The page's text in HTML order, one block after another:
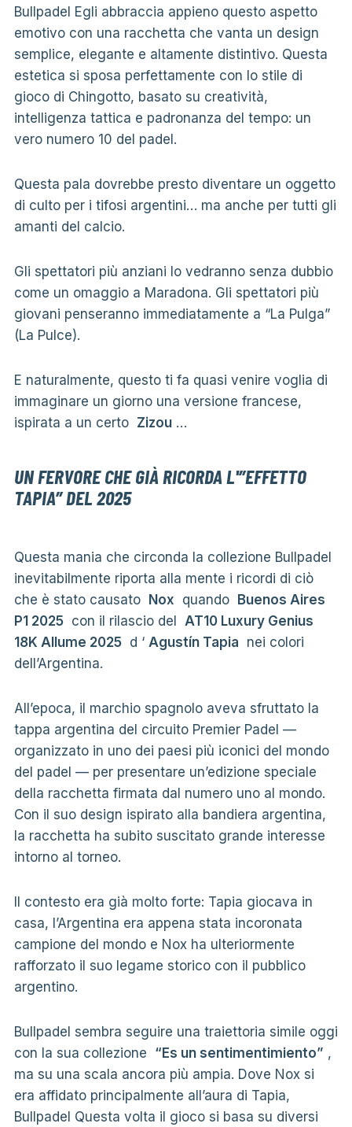
Bullpadel Egli abbraccia appieno questo aspetto
emotivo con una racchetta che vanta un design
semplice, elegante e altamente distintivo. Questa
estetica si sposa perfettamente con lo stile di
gioco di Chingotto, basato su creatività,
intelligenza tattica e padronanza del tempo: un
vero numero 10 del padel.
Questa pala dovrebbe presto diventare un oggetto
di culto per i tifosi argentini… ma anche per tutti gli
amanti del calcio.
Gli spettatori più anziani lo vedranno senza dubbio
come un omaggio a Maradona. Gli spettatori più
giovani penseranno immediatamente a “La Pulga”
(La Pulce).
E naturalmente, questo ti fa quasi venire voglia di
immaginare un giorno una versione francese,
ispirata a un certo Zizou…
UN FERVORE CHE GIÀ RICORDA L'”EFFETTO
TAPIA” DEL 2025
Questa mania che circonda la collezione Bullpadel
inevitabilmente riporta alla mente i ricordi di ciò
che è stato causato Nox quando Buenos Aires
P1 2025con il rilascio del AT10 Luxury Genius
18K Allume 2025d ‘ Agustín Tapia nei colori
dell’Argentina.
All’epoca, il marchio spagnolo aveva sfruttato la
tappa argentina del circuito Premier Padel —
organizzato in uno dei paesi più iconici del mondo
del padel — per presentare un’edizione speciale
della racchetta firmata dal numero uno al mondo.
Con il suo design ispirato alla bandiera argentina,
la racchetta ha subito suscitato grande interesse
intorno al torneo.
Il contesto era già molto forte: Tapia giocava in
casa, l’Argentina era appena stata incoronata
campione del mondo e Nox ha ulteriormente
rafforzato il suo legame storico con il pubblico
argentino.
Bullpadel sembra seguire una traiettoria simile oggi
con la sua collezione “Es un sentimentimiento” ,
ma su una scala ancora più ampia. Dove Nox si
era affidato principalmente all’aura di Tapia,
Bullpadel Questa volta il gioco si basa su diversi